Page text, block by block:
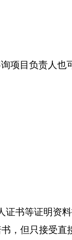
项目负责人也
书等证明资
，但只接受